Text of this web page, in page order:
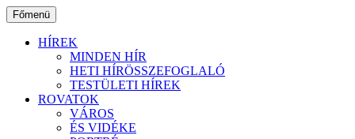
Ugrás
a
tartalomhoz
Főmenü
HÍREK
MINDEN HÍR
HETI HÍRÖSSZEFOGLALÓ
TESTÜLETI HÍREK
ROVATOK
VÁROS
ÉS VIDÉKE